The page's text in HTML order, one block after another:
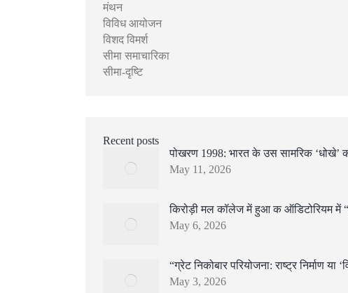
मंथन
विविध आयोजन
विशद विमर्श
सीमा समाचारिका
सीमा-दृष्टि
Recent posts
पोखरण 1998: भारत के उस सामरिक ‘धोखे’
May 11, 2026
किरोड़ी मल कॉलेज में हुआ क ऑडिटोरियम में
May 6, 2026
“ग्रेट निकोबार परियोजना: राष्ट्र निर्माण या
May 3, 2026